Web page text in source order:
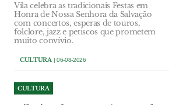
Vila celebra as tradicionais Festas em
Honra de Nossa Senhora da Salvação
com concertos, esperas de touros,
folclore, jazz e petiscos que prometem
muito convívio.
CULTURA| 06-08-2026
CULTURA